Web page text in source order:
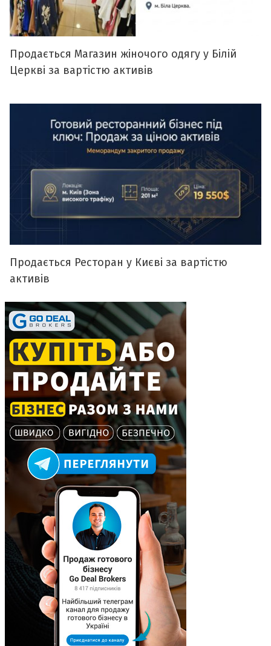
Продається Магазин жіночого одягу у Білій
Церкві за вартістю активів
Продається Ресторан у Києві за вартістю
активів